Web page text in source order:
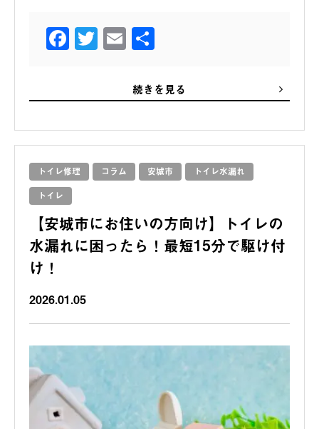
Facebook
Twitter
Email
続きを見る
トイレ修理 コラム 安城市
トイレ水漏れ
トイレ
【安城市にお住いの方向け】トイレの
水漏れに困ったら！最短15分で駆け付
け！
2026.01.05